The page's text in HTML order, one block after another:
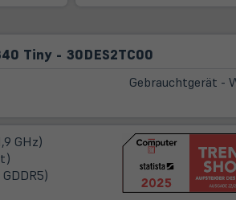
Tiny - 30DES2TC00
Gebrauchtgerät -
GHz)